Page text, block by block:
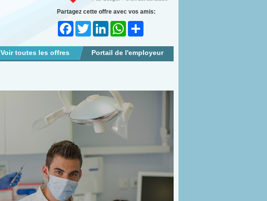
Partagez cette offre avec vos amis:
FacebookTwitter LinkedIn WhatsApp
Portail de l'employeur
Voir toutes les offres